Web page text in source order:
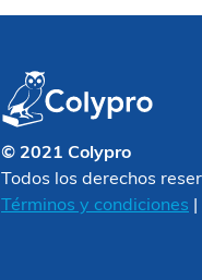
© 2021 Colypro
Todos los derechos
Términos y condiciones